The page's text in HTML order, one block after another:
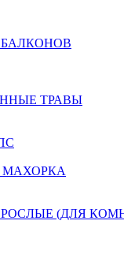
ТРАВЫ
МАХОРКА
(ДЛЯ